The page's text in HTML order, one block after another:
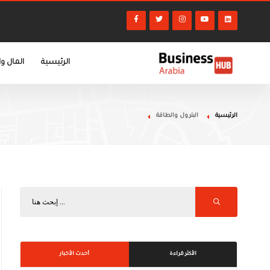
الرئيسية المال
الرئيسية البترول والطاقة
الأكثر قراءة أحدث الأخبار